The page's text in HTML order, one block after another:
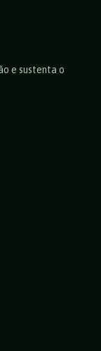
e sustenta o